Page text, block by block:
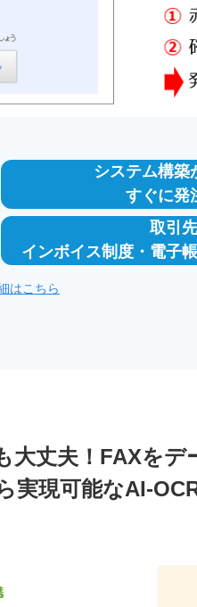
システム構築
すぐに発
取引
インボイス制度・電子
はこちら
大丈夫！FAXをデ
実現可能なAI-